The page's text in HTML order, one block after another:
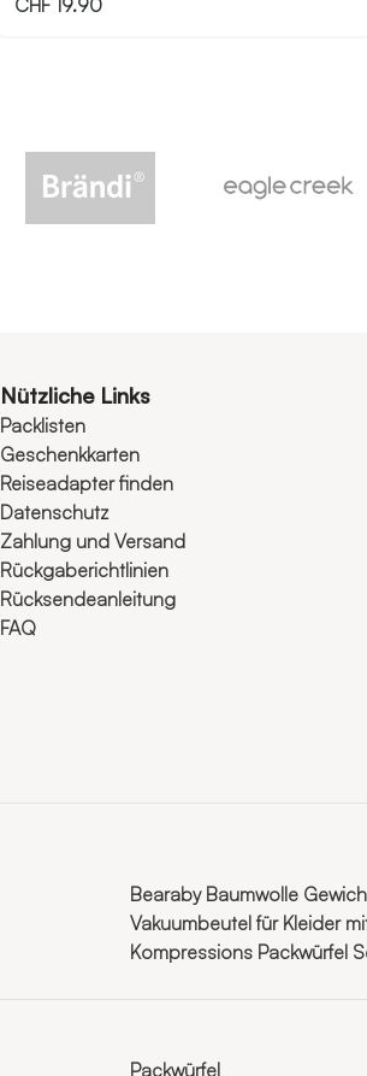
CHF19.90
Nützliche Links
Packlisten
Geschenkkarten
Reiseadapter finden
Datenschutz
Zahlung und Versand
Rückgaberichtlinien
Rücksendeanleitung
FAQ
Bearaby Baumwolle
Vakuumbeutel für Kleider
Kompressions Packwürfel
Packwürfel